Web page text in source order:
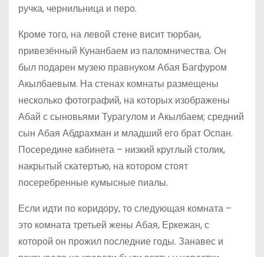
ручка, чернильница и перо.
Кроме того, на левой стене висит тюрбан,
привезённый Кунанбаем из паломничества. Он
был подарен музею правнуком Абая Багфуром
Акылбаевым. На стенах комнаты размещены
несколько фотографий, на которых изображены
Абай с сыновьями Турагулом и Акылбаем; средний
сын Абая Абдрахман и младший его брат Оспан.
Посередине кабинета – низкий круглый столик,
накрытый скатертью, на котором стоят
посеребренные кумысные пиалы.
Если идти по коридору, то следующая комната –
это комната третьей жены Абая, Еркежан, с
которой он прожил последние годы. Занавес и